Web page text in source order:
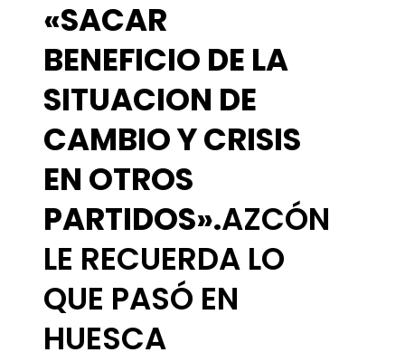
«SACAR
BENEFICIO DE LA
SITUACION DE
CAMBIO Y CRISIS
EN OTROS
PARTIDOS».AZCÓN
LE RECUERDA LO
QUE PASÓ EN
HUESCA